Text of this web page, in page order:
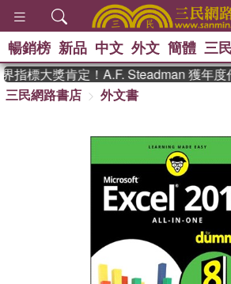
獎 臺灣漫遊錄
登輝時代 、 數
偉大的迷走神經
暢銷榜 新品 中文 外文 簡體 三
標大獎肯定！A.F. Steadman 獲年度
三民網路書店
外文書